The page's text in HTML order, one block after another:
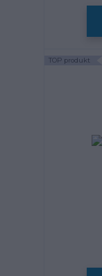
TOP produkt